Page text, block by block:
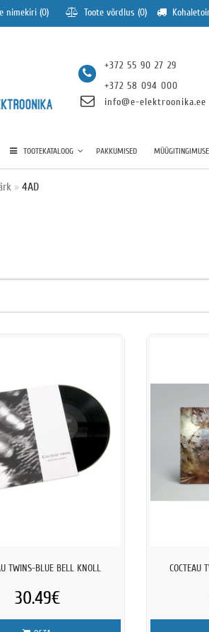
nimekiri (0) Toote võrdlus (0)
+372 55 90 27 29
+372 58 094 000
info@e-elektroonika.ee
TOOTEKATALOOG PAKKUMISED
4AD
TWINS-BLUE BELL KNOLL
30.49€
COCTEAU